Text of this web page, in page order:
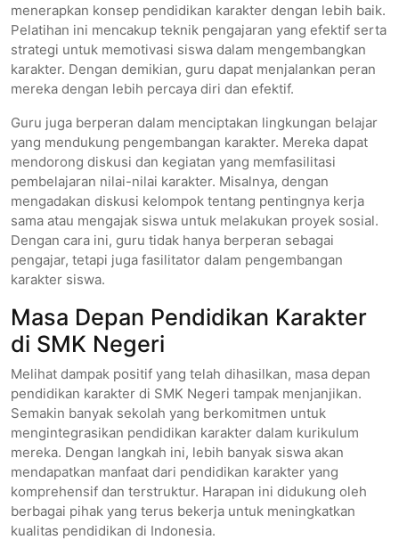
menerapkan konsep pendidikan karakter dengan lebih baik.
Pelatihan ini mencakup teknik pengajaran yang efektif serta
strategi untuk memotivasi siswa dalam mengembangkan
karakter. Dengan demikian, guru dapat menjalankan peran
mereka dengan lebih percaya diri dan efektif.
Guru juga berperan dalam menciptakan lingkungan belajar
yang mendukung pengembangan karakter. Mereka dapat
mendorong diskusi dan kegiatan yang memfasilitasi
pembelajaran nilai-nilai karakter. Misalnya, dengan
mengadakan diskusi kelompok tentang pentingnya kerja
sama atau mengajak siswa untuk melakukan proyek sosial.
Dengan cara ini, guru tidak hanya berperan sebagai
pengajar, tetapi juga fasilitator dalam pengembangan
karakter siswa.
Masa Depan Pendidikan Karakter
di SMK Negeri
Melihat dampak positif yang telah dihasilkan, masa depan
pendidikan karakter di SMK Negeri tampak menjanjikan.
Semakin banyak sekolah yang berkomitmen untuk
mengintegrasikan pendidikan karakter dalam kurikulum
mereka. Dengan langkah ini, lebih banyak siswa akan
mendapatkan manfaat dari pendidikan karakter yang
komprehensif dan terstruktur. Harapan ini didukung oleh
berbagai pihak yang terus bekerja untuk meningkatkan
kualitas pendidikan di Indonesia.